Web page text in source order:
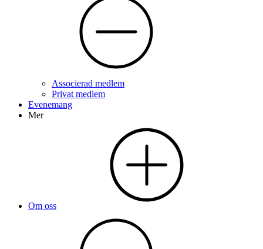
Associerad medlem
Privat medlem
Evenemang
Mer
Om oss